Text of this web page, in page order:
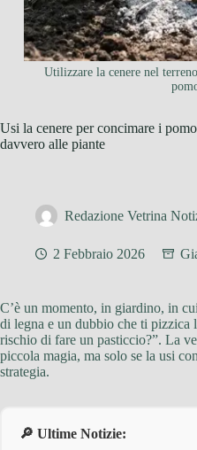
Utilizzare la cenere nel
Usi la cenere per concimare i
davvero alle piante
Redazione Vetrina
2 Febbraio 2026
C’è un momento, in giardino, in
di legna e un dubbio che ti pizzica
rischio di fare un pasticcio?”. La
piccola magia, ma solo se la usi
strategia.
🔎 Ultime Notizie: